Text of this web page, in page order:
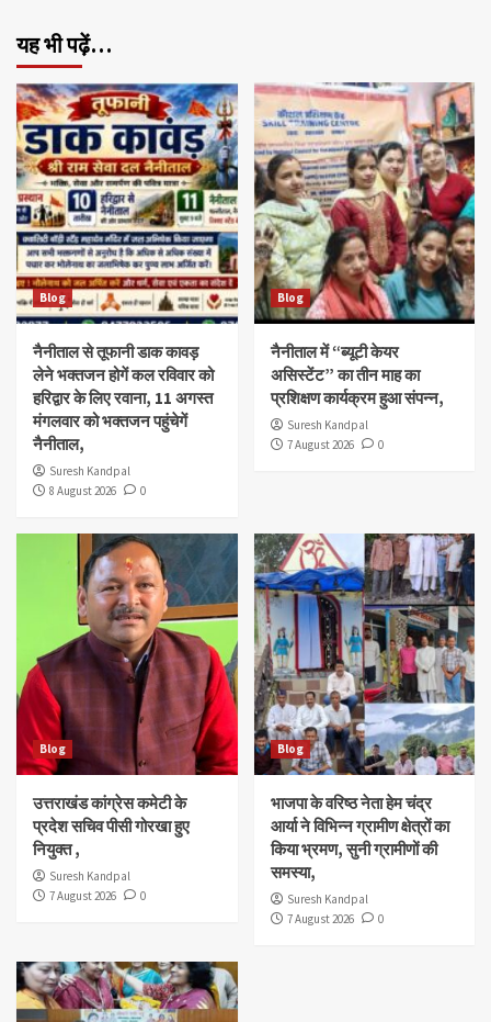
यह भी पढ़ें…
Blog
नैनीताल से तूफानी डाक कावड़
लेने भक्तजन होगें कल रविवार को
हरिद्वार के लिए रवाना, 11 अगस्त
मंगलवार को भक्तजन पहुंचेगें
नैनीताल,
Suresh Kandpal
8 August 2026
0
Blog
नैनीताल में “ब्यूटी केयर
असिस्टेंट” का तीन माह का
प्रशिक्षण कार्यक्रम हुआ संपन्न,
Suresh Kandpal
7 August 2026
0
Blog
उत्तराखंड कांग्रेस कमेटी के
प्रदेश सचिव पीसी गोरखा हुए
नियुक्त ,
Suresh Kandpal
7 August 2026
0
Blog
भाजपा के वरिष्ठ नेता हेम चंद्र
आर्या ने विभिन्न ग्रामीण क्षेत्रों का
किया भ्रमण, सुनी ग्रामीणों की
समस्या,
Suresh Kandpal
7 August 2026
0